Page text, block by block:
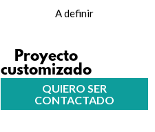
A definir
Proyecto
customizado
QUIERO SER
CONTACTADO